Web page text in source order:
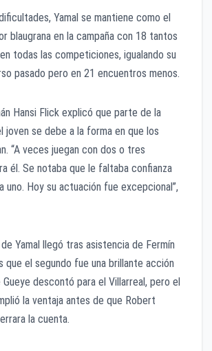
Yamal se mantiene como el
blaugrana en la campaña con 18 tantos
todas las competiciones, igualando su
pasado pero en 21 encuentros menos.
Hansi Flick explicó que parte de la
joven se debe a la forma en que los
“A veces juegan con dos o tres
él. Se notaba que le faltaba confianza
uno. Hoy su actuación fue excepcional”,
Yamal llegó tras asistencia de Fermín
que el segundo fue una brillante acción
Gueye descontó para el Villarreal, pero el
la ventaja antes de que Robert
la cuenta.